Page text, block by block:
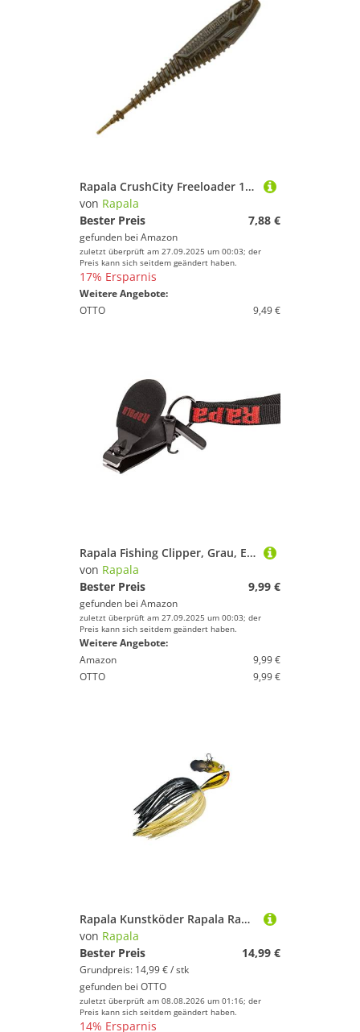
Rapala CrushCity Freeloader 10,5cm 8,5g - 6 Gummifische, Farbe:Green Pumpkin
von Rapala
Bester Preis
7,88 €
gefunden bei Amazon
zuletzt überprüft am 27.09.2025 um 00:03; der
Preis kann sich seitdem geändert haben.
17% Ersparnis
Weitere Angebote:
OTTO
9,49 €
Rapala Fishing Clipper, Grau, Einzigartig
von Rapala
Bester Preis
9,99 €
gefunden bei Amazon
zuletzt überprüft am 27.09.2025 um 00:03; der
Preis kann sich seitdem geändert haben.
Weitere Angebote:
Amazon
9,99 €
OTTO
9,99 €
Rapala Kunstköder Rapala Rap-V Perch Bladed Jig - Spinnköder
von Rapala
Bester Preis
14,99 €
Grundpreis: 14,99 € / stk
gefunden bei OTTO
zuletzt überprüft am 08.08.2026 um 01:16; der
Preis kann sich seitdem geändert haben.
14% Ersparnis